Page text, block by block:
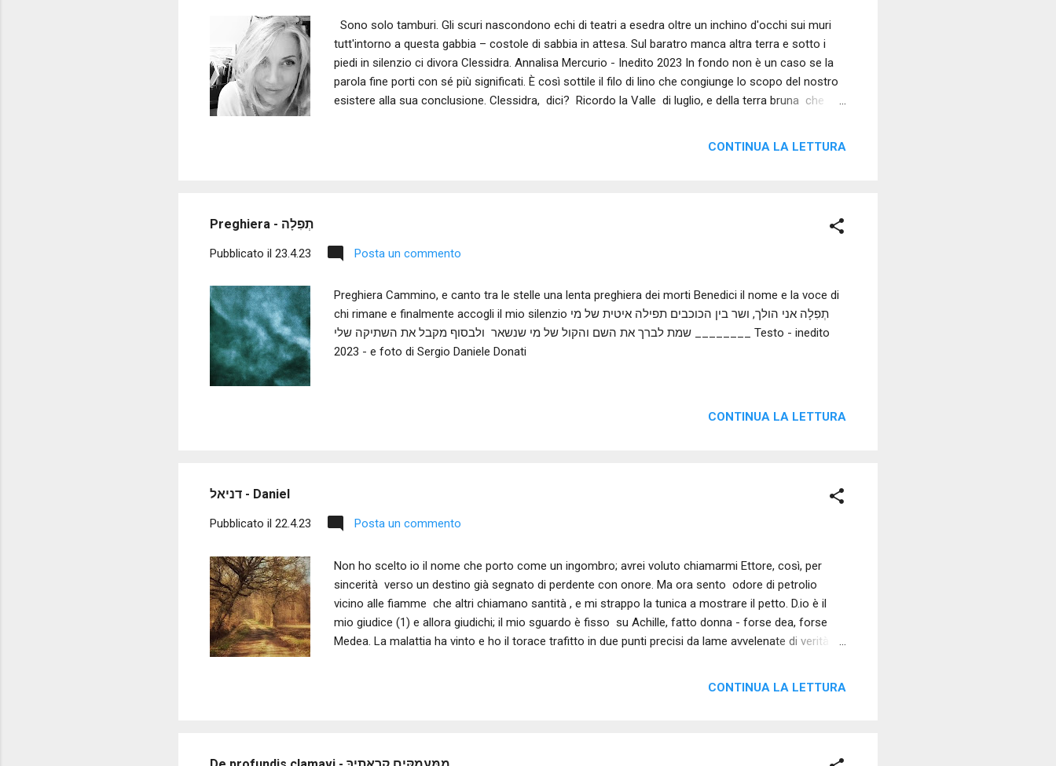
Sono solo tamburi. Gli scuri nascondono echi di teatri a esedra oltre un inchino d'occhi sui muri
tutt'intorno a questa gabbia – costole di sabbia in attesa. Sul baratro manca altra terra e sotto i
piedi in silenzio ci divora Clessidra. Annalisa Mercurio - Inedito 2023 In fondo non è un caso se la
parola fine porti con sé più significati. È così sottile il filo di lino che congiunge lo scopo del nostro
esistere alla sua conclusione. Clessidra, dici? Ricordo la Valle di luglio, e della terra bruna che
CONTINUA LA LETTURA
Preghiera - תְפִלָה
Pubblicato il 23.4.23 Posta un commento
Preghiera Cammino, e canto tra le stelle una lenta preghiera dei morti Benedici il nome e la voce di
chi rimane e finalmente accogli il mio silenzio תְפִלָה אני הולך, ושר בין הכוכבים תפילה איטית של מי
שמת לברך את השם והקול של מי שנשאר ולבסוף מקבל את השתיקה שלי ________ Testo - inedito
2023 - e foto di Sergio Daniele Donati
CONTINUA LA LETTURA
דניאל - Daniel
Pubblicato il 22.4.23 Posta un commento
Non ho scelto io il nome che porto come un ingombro; avrei voluto chiamarmi Ettore, così, per
sincerità verso un destino già segnato di perdente con onore. Ma ora sento odore di petrolio
vicino alle fiamme che altri chiamano santità , e mi strappo la tunica a mostrare il petto. D.io è il
mio giudice (1) e allora giudichi; il mio sguardo è fisso su Achille, fatto donna - forse dea, forse
Medea. La malattia ha vinto e ho il torace trafitto in due punti precisi da lame avvelenate di verità e
CONTINUA LA LETTURA